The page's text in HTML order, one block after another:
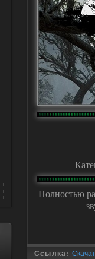
Полностью
Ссылка: